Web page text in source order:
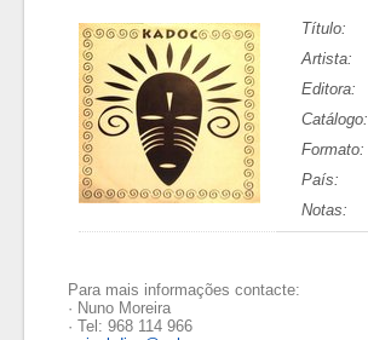
Título:
Artista:
Editora:
Catálogo:
Formato:
País:
Notas:
Para mais informações contacte:
· Nuno Moreira
· Tel: 968 114 966